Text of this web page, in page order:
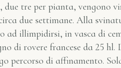
due tre per pianta, vengono
due settimane. Alla
ad illimpidirsi, in vasca di
di rovere francese da 25 hl.
percorso di affinamento.